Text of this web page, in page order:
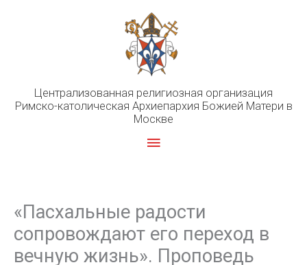
Централизованная религиозная организация
Римско-католическая Архиепархия Божией Матери в
Москве
Главное
«Пасхальные радости
сопровождают его переход в
вечную жизнь». Проповедь